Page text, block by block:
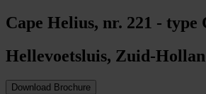
Cape Helius, nr. 221 -
Hellevoetsluis, Zuid-
Download Brochure